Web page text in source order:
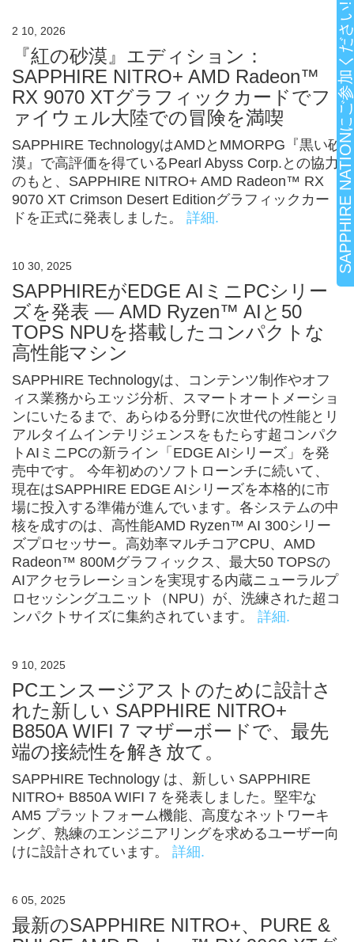
2 10, 2026
『紅の砂漠』エディション：
SAPPHIRE NITRO+ AMD Radeon™
RX 9070 XTグラフィックカードでフ
ァイウェル大陸での冒険を満喫
SAPPHIRE TechnologyはAMDとMMORPG『黒い砂
漠』で高評価を得ているPearl Abyss Corp.との協力
のもと、SAPPHIRE NITRO+ AMD Radeon™ RX
9070 XT Crimson Desert Editionグラフィックカー
ドを正式に発表しました。 詳細.
10 30, 2025
SAPPHIREがEDGE AIミニPCシリー
ズを発表 — AMD Ryzen™ AIと50
TOPS NPUを搭載したコンパクトな
高性能マシン
SAPPHIRE Technologyは、コンテンツ制作やオフ
ィス業務からエッジ分析、スマートオートメーショ
ンにいたるまで、あらゆる分野に次世代の性能とリ
アルタイムインテリジェンスをもたらす超コンパク
トAIミニPCの新ライン「EDGE AIシリーズ」を発
売中です。 今年初めのソフトローンチに続いて、
現在はSAPPHIRE EDGE AIシリーズを本格的に市
場に投入する準備が進んでいます。各システムの中
核を成すのは、高性能AMD Ryzen™ AI 300シリー
ズプロセッサー。高効率マルチコアCPU、AMD
Radeon™ 800Mグラフィックス、最大50 TOPSの
AIアクセラレーションを実現する内蔵ニューラルプ
ロセッシングユニット（NPU）が、洗練された超コ
ンパクトサイズに集約されています。 詳細.
9 10, 2025
PCエンスージアストのために設計さ
れた新しい SAPPHIRE NITRO+
B850A WIFI 7 マザーボードで、最先
端の接続性を解き放て。
SAPPHIRE Technology は、新しい SAPPHIRE
NITRO+ B850A WIFI 7 を発表しました。堅牢な
AM5 プラットフォーム機能、高度なネットワーキ
ング、熟練のエンジニアリングを求めるユーザー向
けに設計されています。 詳細.
6 05, 2025
最新のSAPPHIRE NITRO+、PURE &
SAPPHIRE NATIONにご参加ください!